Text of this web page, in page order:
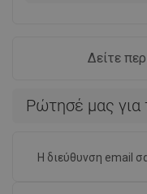
Δείτε
Ρώτησέ μας για